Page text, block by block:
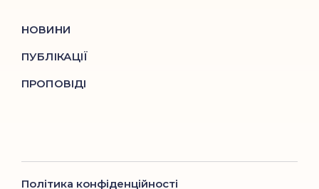
НОВИНИ
ПУБЛІКАЦІЇ
ПРОПОВІДІ
Політика конфіденційності